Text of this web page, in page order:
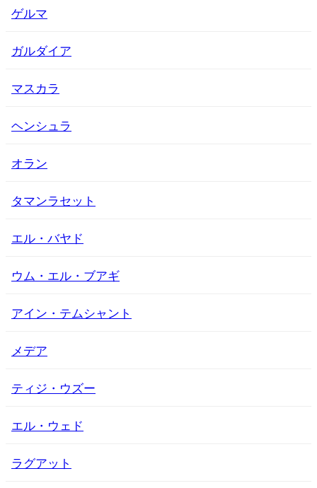
ゲルマ
ガルダイア
マスカラ
ヘンシュラ
オラン
タマンラセット
エル・バヤド
ウム・エル・ブアギ
アイン・テムシャント
メデア
ティジ・ウズー
エル・ウェド
ラグアット